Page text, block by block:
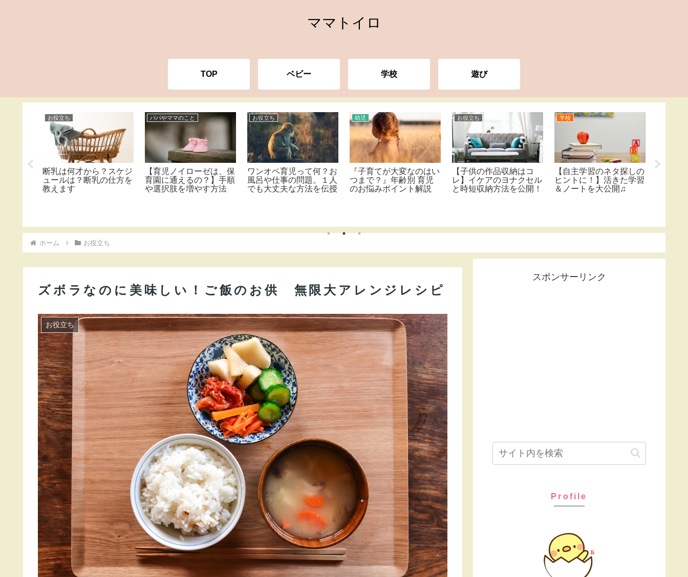
ママトイロ
TOP ベビー 学校 遊び
お役立ち
断乳は何才から？スケジ
ュールは？断乳の仕方を
教えます
パパやママのこと
【育児ノイローゼは、保
育園に通えるの？】手順
や選択肢を増やす方法
お役立ち
ワンオペ育児って何？お
風呂や仕事の問題。１人
でも大丈夫な方法を伝授
幼児
『子育てが大変なのはい
つまで？』年齢別 育児
のお悩みポイント解説
お役立ち
【子供の作品収納はコ
レ】イケアのヨナクセル
と時短収納方法を公開！
学校
【自主学習のネタ探しの
ヒントに！】活きた学習
＆ノートを大公開♫
ホーム お役立ち
ズボラなのに美味しい！ご飯のお供 無限大アレンジレシピ
お役立ち
スポンサーリンク
Profile